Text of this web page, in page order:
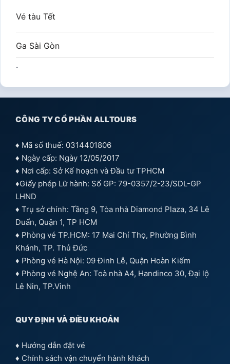
Vé tàu Tết
Ga Sài Gòn
.
CÔNG TY CỔ PHẦN ALLTOURS
♦ Mã số thuế: 0314401806
♦ Ngày cấp: Ngày 12/05/2017
♦ Nơi cấp: Sở Kế hoạch và Đầu tư TPHCM
♦Giấy phép Lữ hành: Số GP: 79-0357/2-23/SDL-GP
LHND
♦ Trụ sở chính: Tầng 9, Tòa nhà Diamond Plaza, 34 Lê
Duẩn, Quận 1, TP HCM
♦ Phòng vé TP.HCM: 17 Mai Chí Thọ, Phường Bình
Khánh, TP. Thủ Đức
♦ Phòng vé Hà Nội: 09 Đinh Lễ, Quận Hoàn Kiếm
♦ Phòng vé Nghệ An: Toà nhà A4, Handinco 30, Đại lộ
Lê Nin, TP.Vinh
QUY ĐỊNH VÀ ĐIỀU KHOẢN
♦ Hướng dẫn đặt vé
♦ Chính sách vận chuyển hành khách